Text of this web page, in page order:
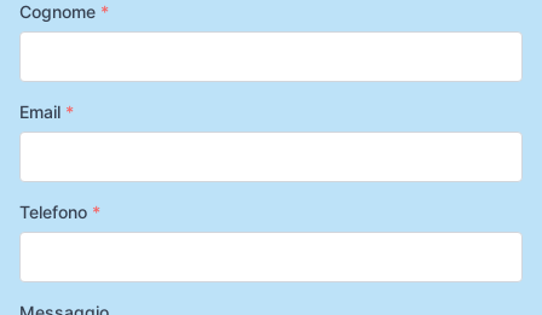
Cognome *
Email *
Telefono *